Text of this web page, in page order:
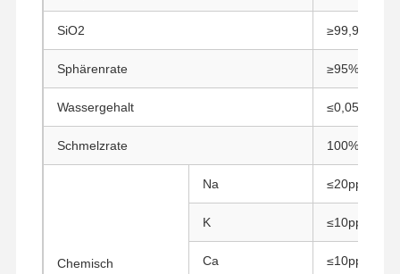
SiO2 ≥99,9%
Sphärenrate ≥95%
Wassergehalt ≤0,05%
Schmelzrate 100%
Chemisch
Na ≤20ppm
K ≤10ppm
Ca ≤10ppm